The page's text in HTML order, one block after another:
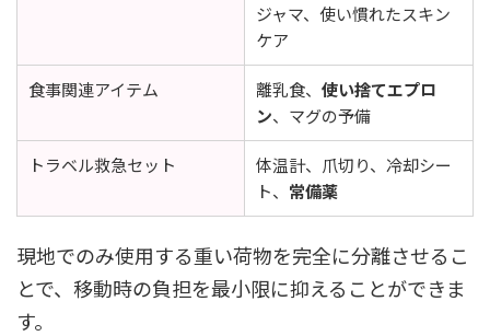
ジャマ、使い慣れたスキン
ケア
食事関連アイテム 離乳食、 使い捨てエプロ
ン、マグの予備
トラベル救急セット
体温計、爪切り、冷却シー
ト、 常備薬
現地でのみ使用する重い荷物を完全に分離させるこ
とで、移動時の負担を最小限に抑えることができま
す。